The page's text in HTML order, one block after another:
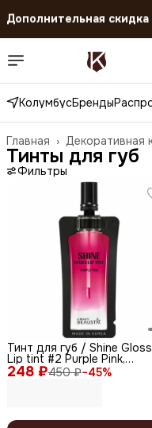
покупке 5 штук!
Скидка 45% на
КолумбусБренды
Декоративная
Главная ›
Тинты для губ
Фильтры
248 ₽450 ₽−45%
Тинт для губ / Shine Gloss
Lip tint #2 Purple Pink,
пурпурно-розовый, 4 мл